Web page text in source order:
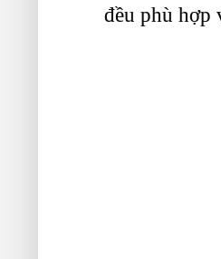
đều phù hợp